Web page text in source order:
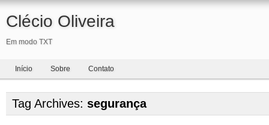
Clécio Oliveira
Em modo TXT
Início Sobre Contato
Tag Archives: segurança